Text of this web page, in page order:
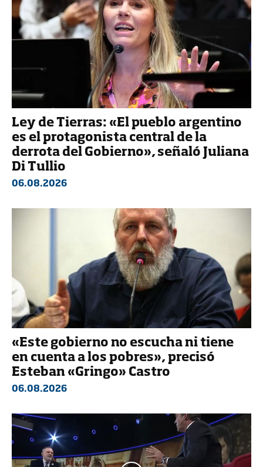
Ley de Tierras: «El pueblo argentino
es el protagonista central de la
derrota del Gobierno», señaló Juliana
Di Tullio
06.08.2026
«Este gobierno no escucha ni tiene
en cuenta a los pobres», precisó
Esteban «Gringo» Castro
06.08.2026